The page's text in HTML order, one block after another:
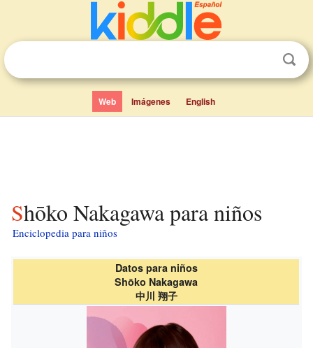
Web Imágenes English
Shōko Nakagawa para niños
Enciclopedia para niños
Datos para niños
Shōko Nakagawa
中川 翔子